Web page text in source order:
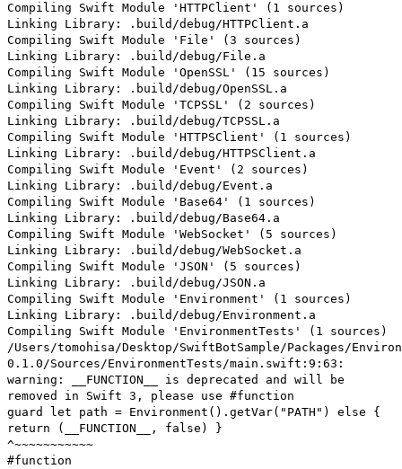
Compiling Swift Module 'HTTPClient' (1 sources)
Linking Library: .build/debug/HTTPClient.a
Compiling Swift Module 'File' (3 sources)
Linking Library: .build/debug/File.a
Compiling Swift Module 'OpenSSL' (15 sources)
Linking Library: .build/debug/OpenSSL.a
Compiling Swift Module 'TCPSSL' (2 sources)
Linking Library: .build/debug/TCPSSL.a
Compiling Swift Module 'HTTPSClient' (1 sources)
Linking Library: .build/debug/HTTPSClient.a
Compiling Swift Module 'Event' (2 sources)
Linking Library: .build/debug/Event.a
Compiling Swift Module 'Base64' (1 sources)
Linking Library: .build/debug/Base64.a
Compiling Swift Module 'WebSocket' (5 sources)
Linking Library: .build/debug/WebSocket.a
Compiling Swift Module 'JSON' (5 sources)
Linking Library: .build/debug/JSON.a
Compiling Swift Module 'Environment' (1 sources)
Linking Library: .build/debug/Environment.a
Compiling Swift Module 'EnvironmentTests' (1 sources)
/Users/tomohisa/Desktop/SwiftBotSample/Packages/
0.1.0/Sources/EnvironmentTests/main.swift:9:63:
warning: __FUNCTION__ is deprecated and will be
removed in Swift 3, please use #function
guard let path = Environment().getVar("PATH") else {
return (__FUNCTION__, false) }
^~~~~~~~~~~~
#function